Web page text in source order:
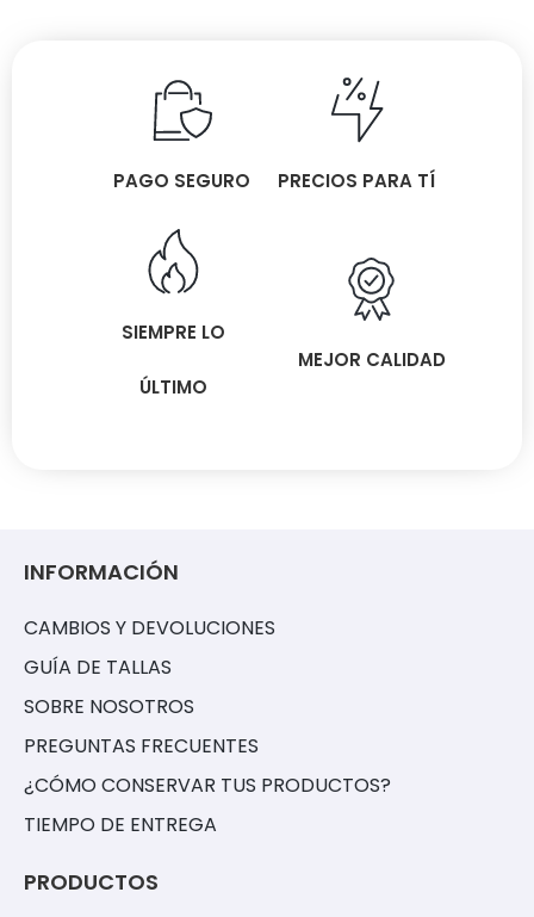
PAGO SEGURO PRECIOS PARA TÍ
SIEMPRE LO
ÚLTIMO
MEJOR CALIDAD
INFORMACIÓN
CAMBIOS Y DEVOLUCIONES
GUÍA DE TALLAS
SOBRE NOSOTROS
PREGUNTAS FRECUENTES
¿CÓMO CONSERVAR TUS PRODUCTOS?
TIEMPO DE ENTREGA
PRODUCTOS